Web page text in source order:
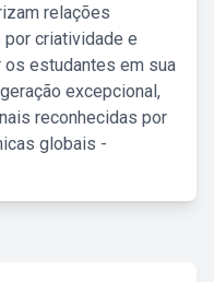
relações
criatividade e
os estudantes em sua
excepcional,
reconhecidas por
globais -